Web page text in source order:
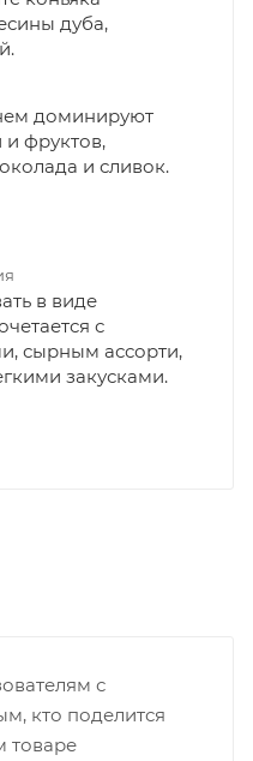
дуба,
доминируют
фруктов,
и сливок.
в виде
с
сырным ассорти,
закусками.
с
кто поделится
товаре